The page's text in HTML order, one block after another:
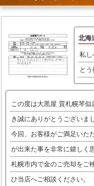
北海
私し
と
この度は大黒屋 質札幌琴似
き誠にありがとうございま
今回、お客様がご満足いた
が出来た事を非常に嬉しく
札幌市内で金のご売却をご
ひ当店へご相談ください。